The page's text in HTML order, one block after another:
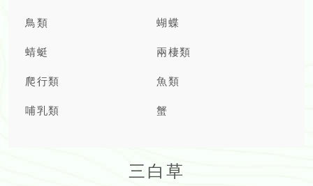
鳥類 蝴蝶
蜻蜓 兩棲類
爬行類 魚類
哺乳類 蟹
三白草